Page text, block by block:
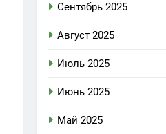
Сентябрь 2025
Август 2025
Июль 2025
Июнь 2025
Май 2025